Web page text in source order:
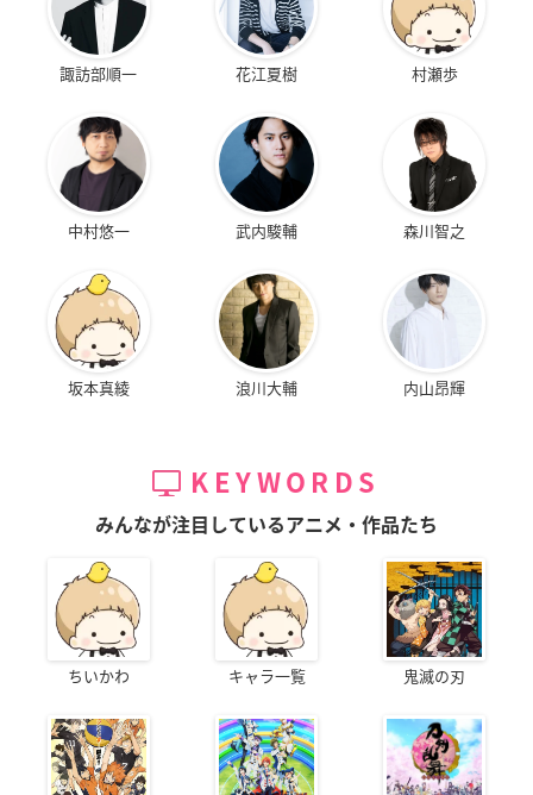
諏訪部順一 花江夏樹 村瀬歩
中村悠一 武内駿輔 森川智之
坂本真綾 浪川大輔 内山昂輝
KEYWORDS
みんなが注目しているアニメ・作品たち
ちいかわ キャラ一覧 鬼滅の刃